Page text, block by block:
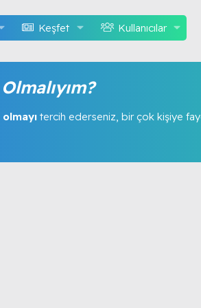
Keşfet Kullanıcılar
tercih ederseniz, bir çok kişiye